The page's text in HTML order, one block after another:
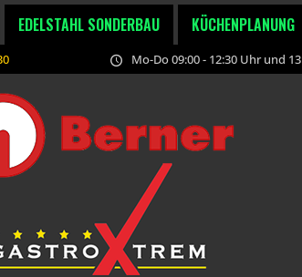
EDELSTAHL SONDERBAU KÜCHENPLANUNG
Mo-Do 09:00 - 12:30 Uhr und